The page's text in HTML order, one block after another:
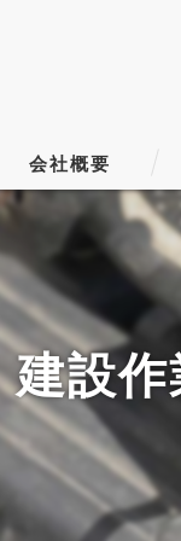
会社概要
代表挨拶
ビジョン
建設